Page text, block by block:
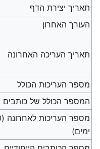
תאריך יצירת הדף
העורך האחרון
תאריך העריכה האחרונה
מספר העריכות הכולל
המספר הכולל של כותבים
ימים)